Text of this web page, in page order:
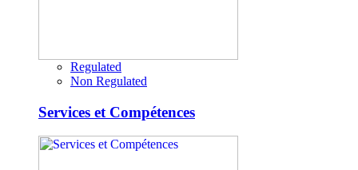
Regulated
Non Regulated
Services et Compétences